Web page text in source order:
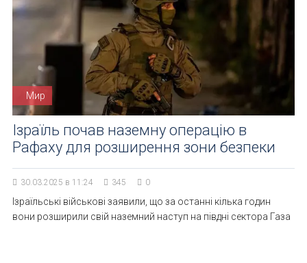
Мир
Ізраїль почав наземну операцію в
Рафаху для розширення зони безпеки
30.03.2025 в 11:24 345 0
Ізраїльські військові заявили, що за останні кілька годин
вони розширили свій наземний наступ на півдні сектора Газа